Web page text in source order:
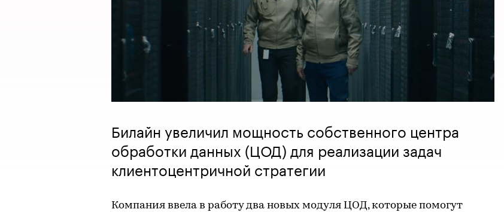
Билайн увеличил мощность собственного центра
обработки данных (ЦОД) для реализации задач
клиентоцентричной стратегии
Компания ввела в работу два новых модуля ЦОД, которые помогут